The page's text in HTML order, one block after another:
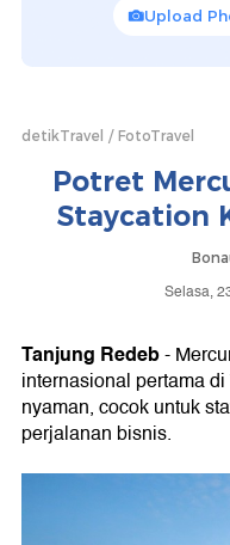
Upload
detikTravel FotoTravel
Potret
Staycation
Selasa,
Tanjung Redeb-
internasional pertama
nyaman, cocok untuk
perjalanan bisnis.